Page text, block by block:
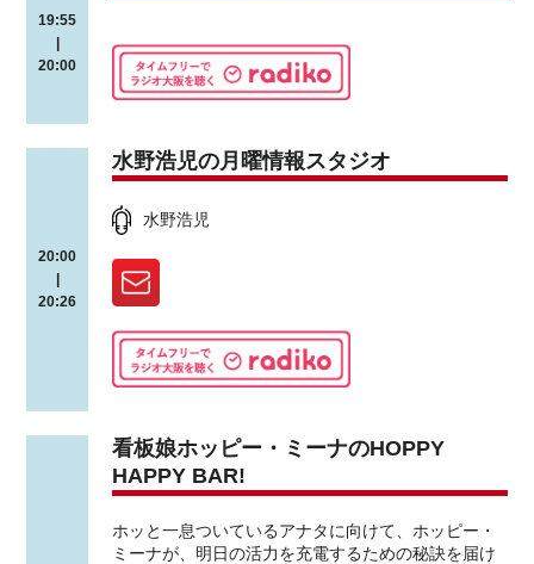
19:55
20:00
20:00
20:26
水野浩児の月曜情報スタジオ
水野浩児
看板娘ホッピー・ミーナのHOPPY
HAPPY BAR!
ホッと一息ついているアナタに向けて、ホッピー・
ミーナが、明日の活力を充電するための秘訣を届け